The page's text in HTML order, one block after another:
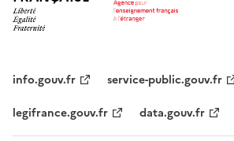
info.gouv.fr
service-public.gouv.fr
legifrance.gouv.fr
data.gouv.fr